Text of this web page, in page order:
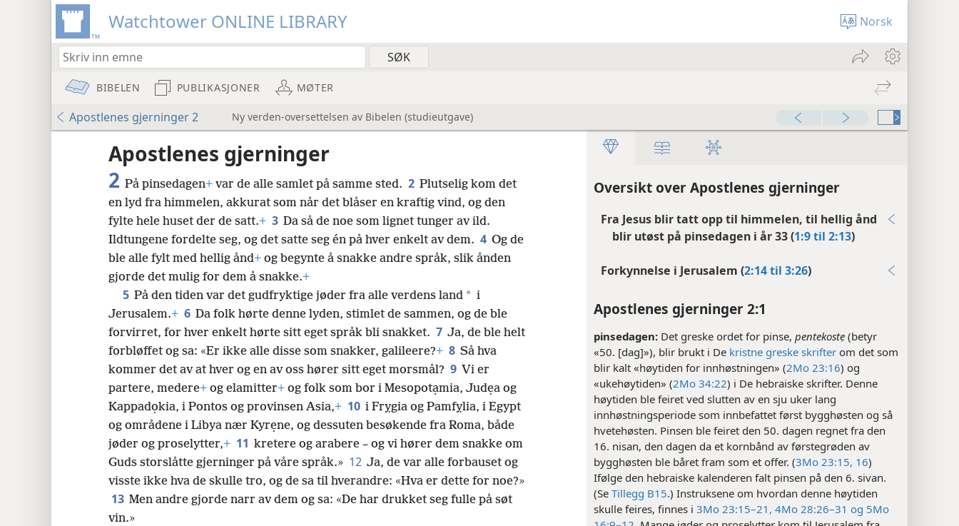
Watchtower ONLINE LIBRARY Norsk
BIBELEN PUBLIKASJONER MØTER
Apostlenes gjerninger 2 Ny verden-oversettelsen av Bibelen (studieutgave)
Oversikt over Apostlenes gjerninger
Fra Jesus blir tatt opp til himmelen, til hellig ånd
blir utøst på pinsedagen i år 33 (1:9 til 2:13)
Forkynnelse i Jerusalem (2:14 til 3:26)
Apostlenes gjerninger 2:1
pinsedagen: Det greske ordet for pinse, pentekostẹ (betyr
«50. [dag]»), blir brukt i De kristne greske skrifter om det som
blir kalt «høytiden for innhøstningen» (2Mo 23:16) og
«ukehøytiden» (2Mo 34:22) i De hebraiske skrifter. Denne
høytiden ble feiret ved slutten av en sju uker lang
innhøstningsperiode som innbefattet først bygghøsten og så
hvetehøsten. Pinsen ble feiret den 50. dagen regnet fra den
16. nisan, den dagen da et kornbånd av førstegrøden av
bygghøsten ble båret fram som et offer. (3Mo 23:15, 16)
Ifølge den hebraiske kalenderen falt pinsen på den 6. sivan.
(Se Tillegg B15.) Instruksene om hvordan denne høytiden
skulle feires, finnes i 3Mo 23:15–21, 4Mo 28:26–31 og 5Mo
Apostlenes gjerninger
2 På pinsedagen+ var de alle samlet på samme sted. 2 Plutselig kom det
en lyd fra himmelen, akkurat som når det blåser en kraftig vind, og den
fylte hele huset der de satt.+ 3 Da så de noe som lignet tunger av ild.
Ildtungene fordelte seg, og det satte seg én på hver enkelt av dem. 4 Og de
ble alle fylt med hellig ånd+ og begynte å snakke andre språk, slik ånden
gjorde det mulig for dem å snakke.+
5 På den tiden var det gudfryktige jøder fra alle verdens land * i
Jerusalem.+ 6 Da folk hørte denne lyden, stimlet de sammen, og de ble
forvirret, for hver enkelt hørte sitt eget språk bli snakket. 7 Ja, de ble helt
forbløffet og sa: «Er ikke alle disse som snakker, galileere?+ 8 Så hva
kommer det av at hver og en av oss hører sitt eget morsmål? 9 Vi er
partere, medere+ og elamitter+ og folk som bor i Mesopotạmia, Judẹa og
Kappadọkia, i Pontos og provinsen Asia,+ 10 i Frỵgia og Pamfỵlia, i Egypt
og områdene i Libya nær Kyrẹne, og dessuten besøkende fra Roma, både
jøder og proselytter,+ 11 kretere og arabere – og vi hører dem snakke om
Guds storslåtte gjerninger på våre språk.» 12 Ja, de var alle forbauset og
visste ikke hva de skulle tro, og de sa til hverandre: «Hva er dette for noe?»
13 Men andre gjorde narr av dem og sa: «De har drukket seg fulle på søt
vin.»